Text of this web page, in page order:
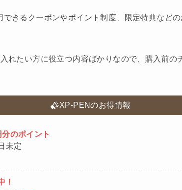
できるクーポンやポイント制度、限定特典など
れたい方に役立つ内容ばかりなので、購入前の
XP-PENのお得情報
のポイント
未定
！